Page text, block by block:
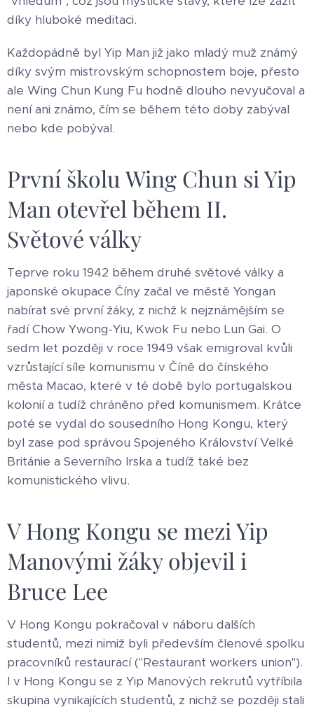
díky hluboké meditaci.
Každopádně byl Yip Man již jako mladý muž známý
díky svým mistrovským schopnostem boje, přesto
ale Wing Chun Kung Fu hodně dlouho nevyučoval a
není ani známo, čím se během této doby zabýval
nebo kde pobýval.
První školu Wing Chun si Yip
Man otevřel během II.
Světové války
Teprve roku 1942 během druhé světové války a
japonské okupace Číny začal ve městě Yongan
nabírat své první žáky, z nichž k nejznámějším se
řadí Chow Ywong-Yiu, Kwok Fu nebo Lun Gai. O
sedm let později v roce 1949 však emigroval kvůli
vzrůstající síle komunismu v Číně do čínského
města Macao, které v té době bylo portugalskou
kolonií a tudíž chráněno před komunismem. Krátce
poté se vydal do sousedního Hong Kongu, který
byl zase pod správou Spojeného Království Velké
Británie a Severního Irska a tudíž také bez
komunistického vlivu.
V Hong Kongu se mezi Yip
Manovými žáky objevil i
Bruce Lee
V Hong Kongu pokračoval v náboru dalších
studentů, mezi nimiž byli především členové spolku
pracovníků restaurací ("Restaurant workers union").
I v Hong Kongu se z Yip Manových rekrutů vytříbila
skupina vynikajících studentů, z nichž se později stali